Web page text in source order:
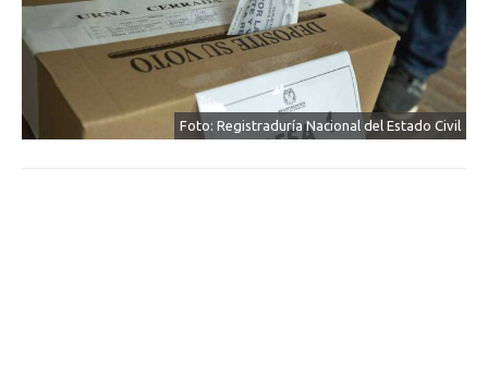
Foto: Registraduría Nacional del Estado Civil